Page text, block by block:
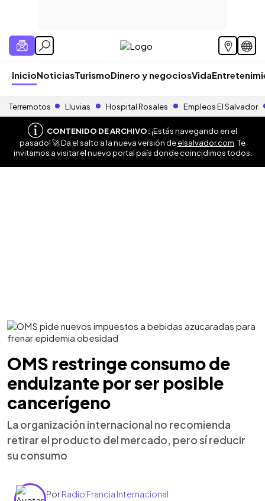
InicioNoticiasTurismoDinero y negociosVida
Terremotos Lluvias Hospital Rosales Empleos El Salvador
CONTENIDO DE ARCHIVO:¡Estás navegando en el
pasado! 🚀 Da el salto a la nueva versión deelsalvador.com . Te
invitamos a visitar el nuevo portal país donde coincidimos todos.
OMS restringe consumo de
endulzante por ser posible
cancerígeno
La organización internacional no recomienda
retirar el producto del mercado, pero sí reducir
su consumo
PorRadio Francia Internacional